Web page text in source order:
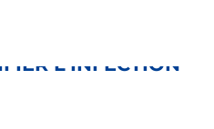
L’INFECTION